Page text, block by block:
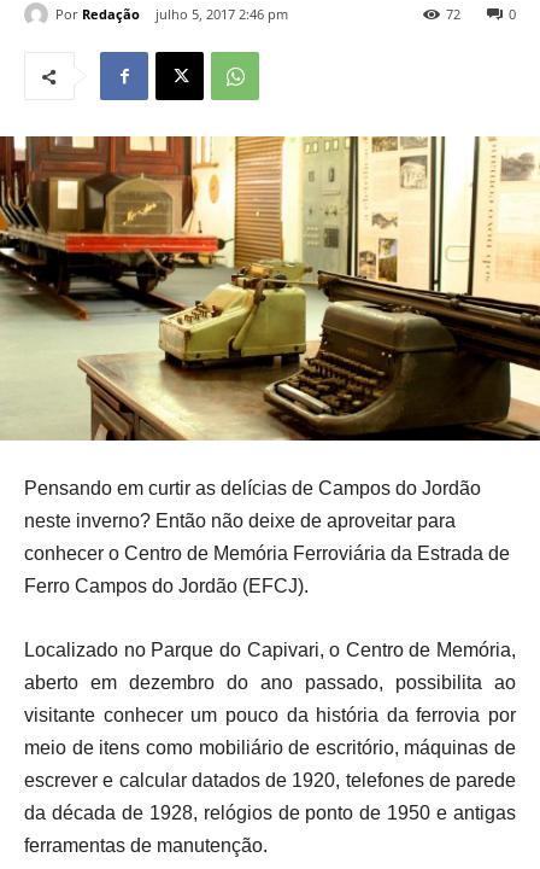
Por Redação julho 5, 2017 2:46 pm 0
72
Pensando em curtir as delícias de Campos do Jordão
neste inverno? Então não deixe de aproveitar para
conhecer o Centro de Memória Ferroviária da Estrada de
Ferro Campos do Jordão (EFCJ).
Localizado no Parque do Capivari, o Centro de Memória,
aberto em dezembro do ano passado, possibilita ao
visitante conhecer um pouco da história da ferrovia por
meio de itens como mobiliário de escritório, máquinas de
escrever e calcular datados de 1920, telefones de parede
da década de 1928, relógios de ponto de 1950 e antigas
ferramentas de manutenção.